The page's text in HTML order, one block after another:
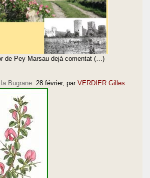
de Pey Marsau dejà comentat (…)
Bugrane. 28 février, par VERDIER Gilles